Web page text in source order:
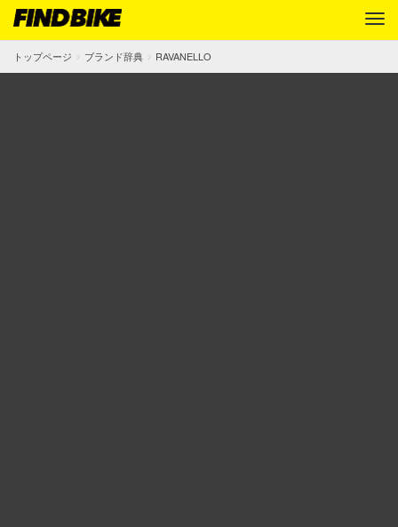
トップページ ブランド辞典 RAVANELLO